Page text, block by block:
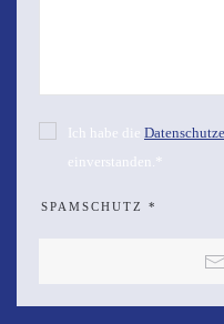
Ich habe die
einverstanden.*
SPAMSCHUTZ *